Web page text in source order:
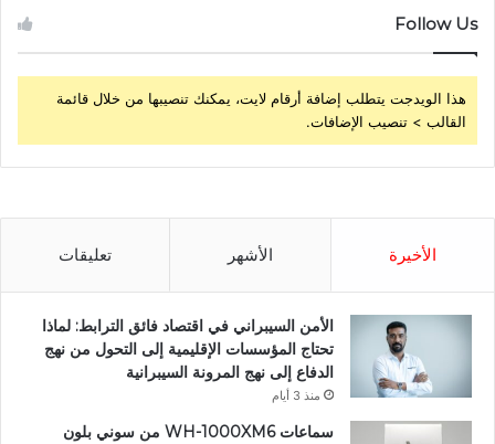
Follow Us
هذا الويدجت يتطلب إضافة أرقام لايت، يمكنك تنصيبها من خلال قائمة
القالب > تنصيب الإضافات.
الأخيرة الأشهر تعليقات
الأمن السيبراني في اقتصاد فائق الترابط: لماذا
تحتاج المؤسسات الإقليمية إلى التحول من نهج
الدفاع إلى نهج المرونة السيبرانية
منذ 3 أيام
سماعات WH-1000XM6 من سوني بلون